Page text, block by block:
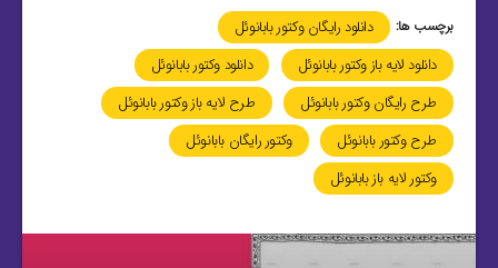
برچسب ها:
دانلود رایگان وکتور بابانوئل
دانلود لایه باز وکتور بابانوئل
دانلود وکتور بابانوئل
طرح رایگان وکتور بابانوئل
طرح لایه باز وکتور بابانوئل
طرح وکتور بابانوئل
وکتور رایگان بابانوئل
وکتور لایه باز بابانوئل